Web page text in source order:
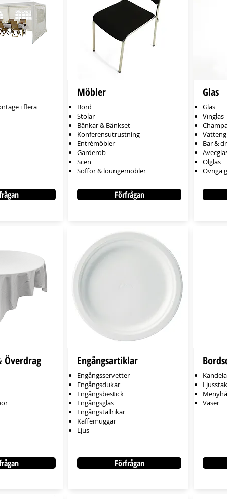
i flera
Överdrag
Möbler
Bord
Stolar
Bänkar & Bänkset
Konferensutrustning
Entrémöbler
Garderob
Scen
Soffor & loungemöbler
Förfrågan
Engångsartiklar
Engångsservetter
Engångsdukar
Engångsbestick
Engångsglas
Engångstallrikar
Kaffemuggar
Ljus
Förfrågan
Glas
Glas
Vinglas
Bar &
Ölglas
Övriga
Vaser